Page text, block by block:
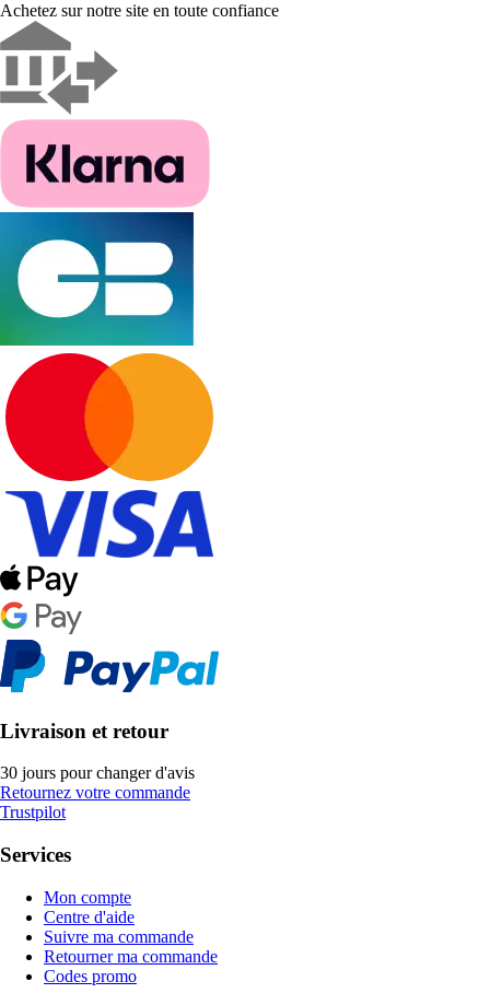
Achetez sur notre site en toute confiance
Livraison et retour
30 jours pour changer d'avis
Retournez votre commande
Trustpilot
Services
Mon compte
Centre d'aide
Suivre ma commande
Retourner ma commande
Codes promo